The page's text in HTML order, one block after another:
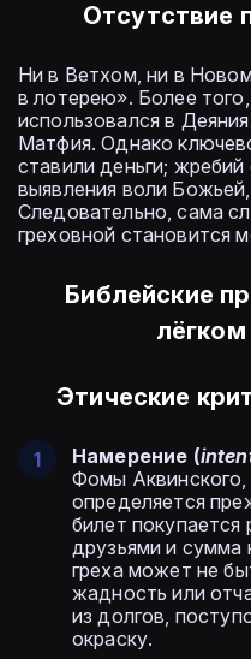
Отсутствие
Ни в Ветхом, ни в
в лотерею». Более
использовался в
Матфия. Однако
ставили деньги;
выявления воли
Следовательно, сама
греховной становится
Библейские
лёгком
Этические
Намерение (
Фомы Аквинского,
определяется
билет
друзьями и сумма
греха может не
жадность или
из долгов,
окраску.